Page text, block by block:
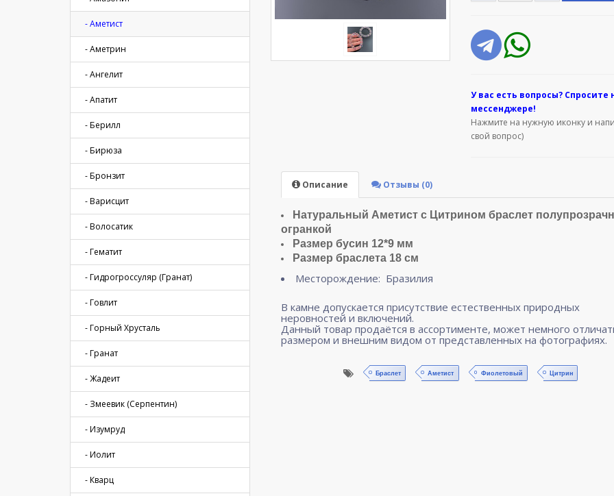
- Аметист
- Аметрин
- Ангелит
- Апатит
- Берилл
- Бирюза
- Бронзит
- Варисцит
- Волосатик
- Гематит
- Гидрогроссуляр (Гранат)
- Говлит
- Горный Хрусталь
- Гранат
- Жадеит
- Змеевик (Серпентин)
- Изумруд
- Иолит
- Кварц
У вас есть вопросы? Спросите
мессенджере!
Нажмите на нужную иконку и
свой вопрос)
Описание Отзывы (0)
Натуральный Аметист с Цитрином браслет
огранкой
Размер бусин 12*9 мм
Размер браслета 18 см
Месторождение: Бразилия
В камне допускается присутствие естественных природных
неровностей и включений.
Данный товар продаётся в ассортименте, может немного
размером и внешним видом от представленных на фотографиях.
Браслет Аметист Фиолетовый Цитрин